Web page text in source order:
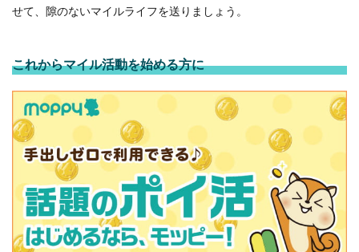
せて、隙のないマイルライフを送りましょう。
これからマイル活動を始める方に